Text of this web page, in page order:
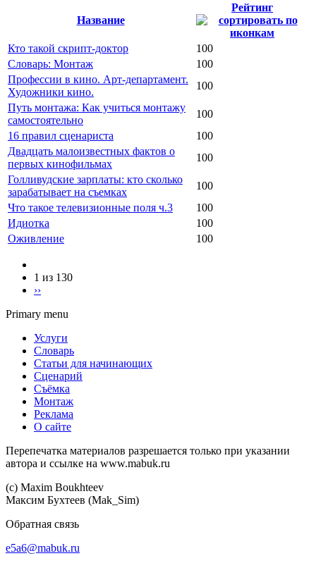
Название
Рейтинг
Кто такой скрипт-доктор
100
Словарь: Монтаж
100
Профессии в кино. Арт-департамент.
Художники кино.
100
Путь монтажа: Как учиться монтажу
самостоятельно
100
16 правил сценариста
100
Двадцать малоизвестных фактов о
первых кинофильмах
100
Голливудские зарплаты: кто сколько
зарабатывает на съемках
100
Что такое телевизионные поля ч.3
100
Идиотка
100
Оживление
100
1 из 130
››
Primary menu
Услуги
Словарь
Статьи для начинающих
Сценарий
Съёмка
Монтаж
Реклама
О сайте
Перепечатка материалов разрешается только при указании
автора и ссылке на www.mabuk.ru
(c) Maхim Boukhteev
Максим Бухтеев (Mak_Sim)
Обратная связь
e5a6@mabuk.ru